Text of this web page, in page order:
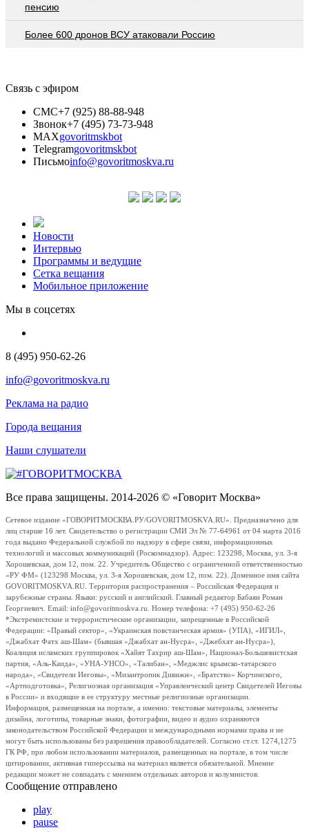
пенсию
Более 600 дронов ВСУ атаковали Россию
Связь с эфиром
СМС+7 (925) 88-88-948
Звонок+7 (495) 73-73-948
MAXgovoritmskbot
Telegramgovoritmskbot
Письмоinfo@govoritmoskva.ru
Новости
Интервью
Программы и ведущие
Сетка вещания
Мобильное приложение
Мы в соцсетях
8 (495) 950-62-26
info@govoritmoskva.ru
Реклама на радио
Города вещания
Наши слушатели
Все права защищены. 2014-2026 © «Говорит Москва»
Сетевое издание «ГОВОРИТМОСКВА.РУ/GOVORITMOSKVA.RU». Предназначено для
лиц старше 16 лет. Свидетельство о регистрации СМИ Эл № 77-64961 от 04 марта 2016
года выдано Федеральной службой по надзору в сфере связи, информационных
технологий и массовых коммуникаций (Роскомнадзор). Адрес: 123298, Москва, ул. 3-я
Хорошевская, дом 12, пом. 22. Учредитель Общество с ограниченной ответственностью
«РУ ФМ» (123298 Москва, ул. 3-я Хорошевская, дом 12, пом. 22). Доменное имя сайта
GOVORITMOSKVA.RU. Территория распространения – Российская Федерация и
зарубежные страны. Языки: русский и английский. Главный редактор Бабаян Роман
Георгиевич. Email: info@govoritmoskva.ru. Номер телефона: +7 (495) 950-62-26
*Экстремистские и террористические организации, запрещенные в Российской
Федерации: «Правый сектор», «Украинская повстанческая армия» (УПА), «ИГИЛ»,
«Джабхат Фатх аш-Шам» (бывшая «Джабхат ан-Нусра», «Джебхат ан-Нусра»),
Коалиция исламских группировок «Хайят Тахрир аш-Шам», Национал-Большевистская
партия, «Аль-Каида», «УНА-УНСО», «Талибан», «Меджлис крымско-татарского
народа», «Свидетели Иеговы», «Мизантропик Дивижн», «Братство» Корчинского,
«Артподготовка», Религиозная организация «Управленческий центр Свидетелей Иеговы
в России» и входящие в ее структуру местные религиозные организации.
Информация, размещенная на портале, а именно: текстовые материалы, элементы
дизайна, логотипы, товарные знаки, фотографии, видео и аудио охраняются
законодательством Российской Федерации и международными нормами права и не
могут быть использованы без разрешения правообладателей. Согласно ст.ст. 1274,1275
ГК РФ, при любом использовании материалов, размещенных на портале, в том числе
цитировании, активная гиперссылка на материал является обязательной. Мнение
редакции может не совпадать с мнением отдельных авторов и колумнистов.
Сообщение отправлено
play
pause